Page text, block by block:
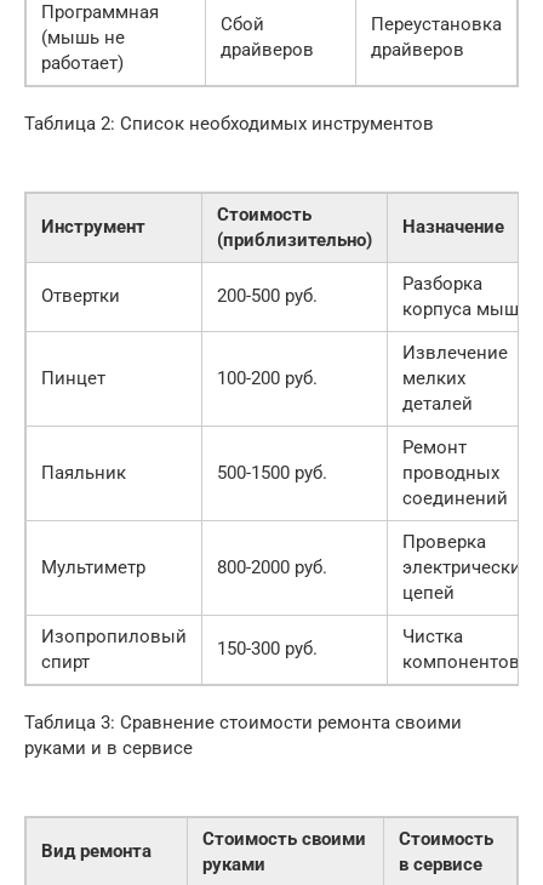
Программная
(мышь не
работает)
Сбой
драйверов
Переустановка
драйверов
Таблица 2: Список необходимых инструментов
Инструмент
Стоимость
(приблизительно)
Назначение
Отвертки 200-500 руб.
Разборка
корпуса мыши
Пинцет 100-200 руб.
Извлечение
мелких
деталей
Паяльник 500-1500 руб.
Ремонт
проводных
соединений
Мультиметр 800-2000 руб.
Проверка
электрических
цепей
Изопропиловый
спирт
150-300 руб.
Чистка
компонентов
Таблица 3: Сравнение стоимости ремонта своими
руками и в сервисе
Вид ремонта
Стоимость своими
руками
Стоимость
в сервисе